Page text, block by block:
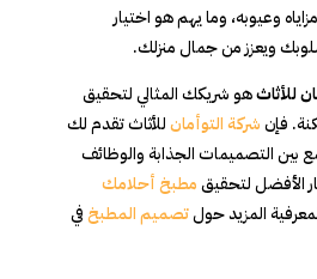
وعيوبه، وما يهم هو اختيار
ويعزز من جمال منزلك.
للأثاثهو شريكك المثالي لتحقيق
فإنشركة التوأمانللأثاث تقدم لك
بين التصميمات الجذابة والوظائف
الأفضل لتحقيقمطبخ أحلامك
المزيد حولتصميم المطبخفي